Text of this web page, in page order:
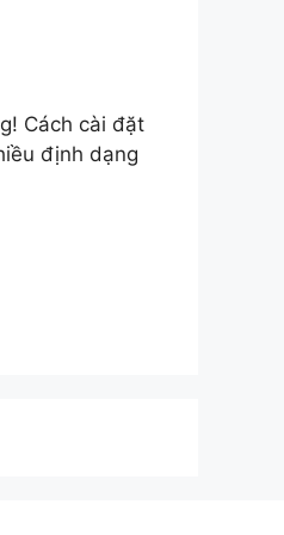
Cách cài đặt
định dạng